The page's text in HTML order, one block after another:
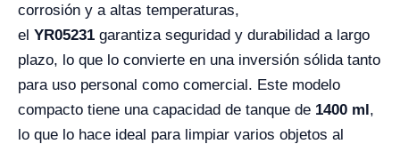
corrosión y a altas temperaturas,
el YR05231 garantiza seguridad y durabilidad a largo
plazo, lo que lo convierte en una inversión sólida tanto
para uso personal como comercial. Este modelo
compacto tiene una capacidad de tanque de 1400 ml,
lo que lo hace ideal para limpiar varios objetos al